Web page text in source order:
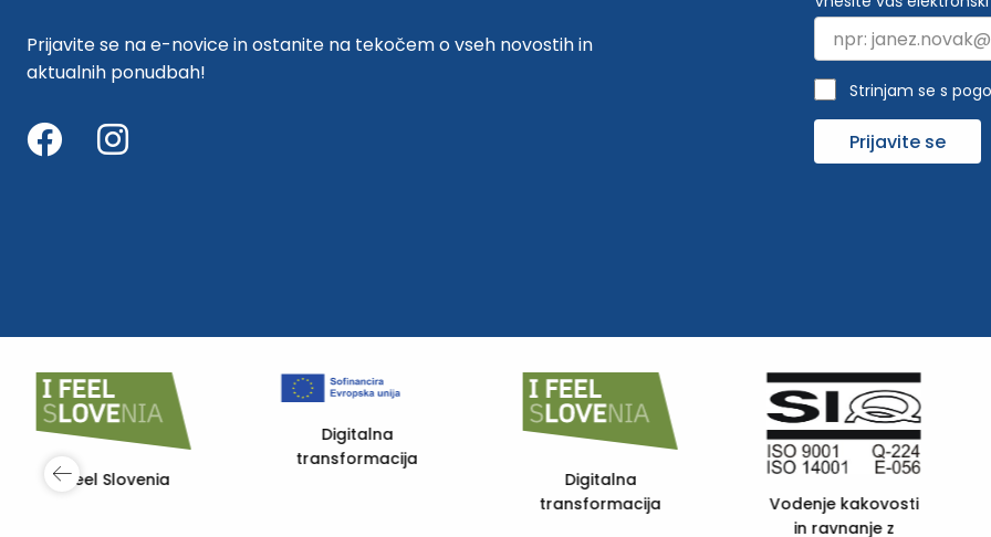
Prijavite se na e-novice in ostanite na tekočem o vseh novostih in
aktualnih ponudbah!
Strinjam se s
Prijavite se
Digitalna
Vodenje kakovosti
eQUASS -
European Quality
and Social
Services